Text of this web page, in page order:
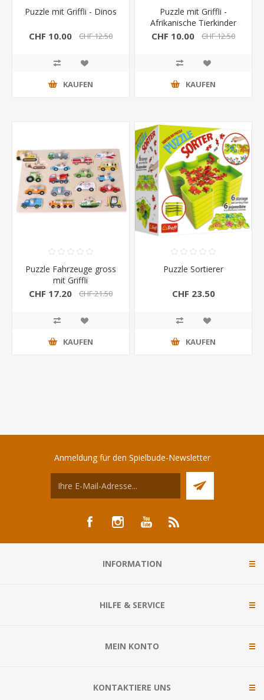
Puzzle mit Griffli - Dinos
CHF 10.00 CHF 12.50
KAUFEN
Puzzle mit Griffli -
Afrikanische Tierkinder
CHF 10.00 CHF 12.50
KAUFEN
Puzzle Fahrzeuge gross
mit Griffli
CHF 17.20 CHF 21.50
KAUFEN
Puzzle Sortierer
CHF 23.50
KAUFEN
Anmeldung für den Spielbude-Newsletter
INFORMATION
HILFE & SERVICE
MEIN KONTO
KONTAKTIERE UNS